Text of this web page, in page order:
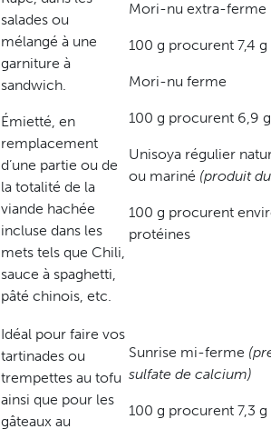
salades ou
mélangé à une
garniture à
sandwich.
Émietté, en
remplacement
d’une partie ou de
la totalité de la
viande hachée
incluse dans les
mets tels que Chili,
sauce à spaghetti,
pâté chinois, etc.
Mori-nu extra-ferme
100 g procurent 7,4
Mori-nu ferme
100 g procurent 6,9
Unisoya régulier
ou mariné (produit
100 g procurent
protéines
Idéal pour faire vos
tartinades ou
trempettes au tofu
ainsi que pour les
gâteaux au
Sunrise mi-ferme
sulfate de calcium)
100 g procurent 7,3